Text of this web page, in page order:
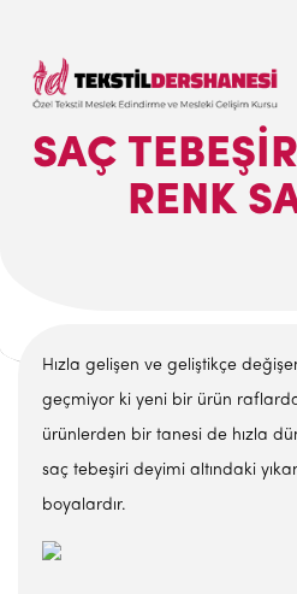
SAÇ
RENK
Hızla gelişen ve geliştikçe
geçmiyor ki yeni bir ürün
ürünlerden bir tanesi de hızla
saç tebeşiri deyimi altındaki
boyalardır.